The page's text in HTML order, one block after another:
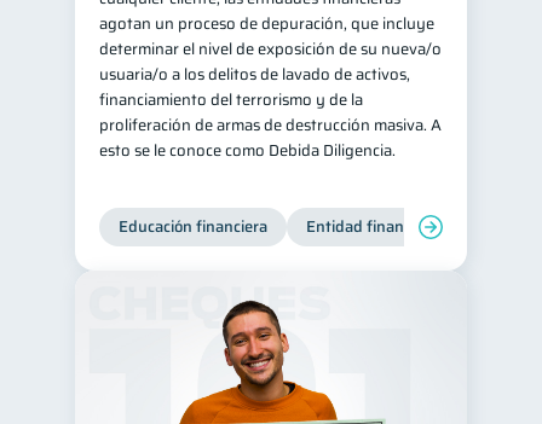
agotan un proceso de depuración, que incluye
determinar el nivel de exposición de su nueva/o
usuaria/o a los delitos de lavado de activos,
financiamiento del terrorismo y de la
proliferación de armas de destrucción masiva. A
esto se le conoce como Debida Diligencia.
Educación financiera Entidad financiera